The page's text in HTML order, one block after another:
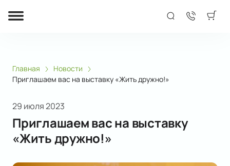
Главная
Новости
Приглашаем вас на выставку «Жить дружно!»
29 июля 2023
Приглашаем вас на выставку
«Жить дружно!»